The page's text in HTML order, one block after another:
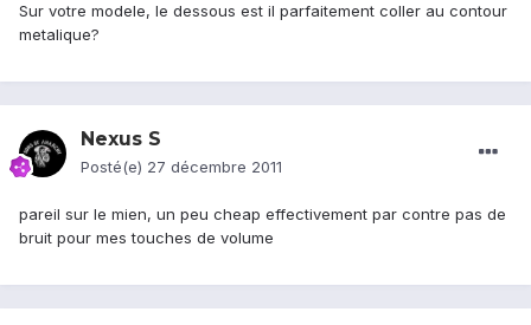
Sur votre modele, le dessous est il parfaitement coller au contour
metalique?
Nexus S
Posté(e) 27 décembre 2011
pareil sur le mien, un peu cheap effectivement par contre pas de
bruit pour mes touches de volume